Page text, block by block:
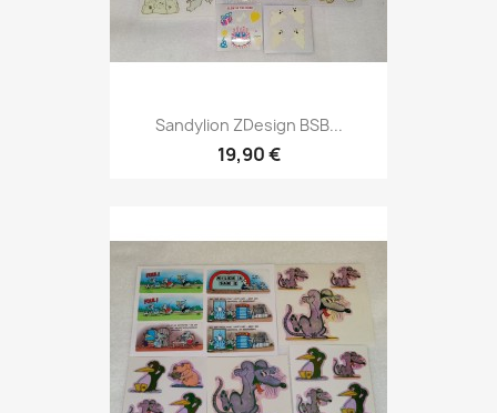
Sandylion ZDesign BSB...
19,90 €